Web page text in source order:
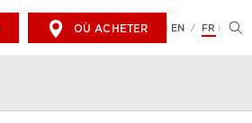
OÙ ACHETER EN / FR